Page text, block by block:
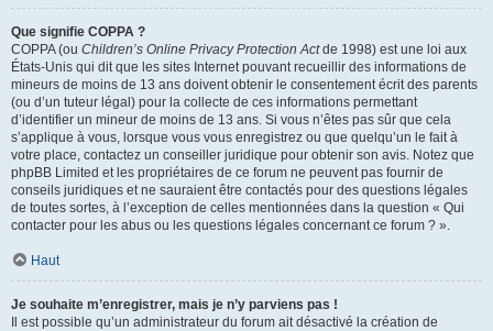
Que signifie COPPA ?
COPPA (ou Children’s Online Privacy Protection Actde 1998) est une loi aux
États-Unis qui dit que les sites Internet pouvant recueillir des informations de
mineurs de moins de 13 ans doivent obtenir le consentement écrit des parents
(ou d’un tuteur légal) pour la collecte de ces informations permettant
d’identifier un mineur de moins de 13 ans. Si vous n’êtes pas sûr que cela
s’applique à vous, lorsque vous vous enregistrez ou que quelqu’un le fait à
votre place, contactez un conseiller juridique pour obtenir son avis. Notez que
phpBB Limited et les propriétaires de ce forum ne peuvent pas fournir de
conseils juridiques et ne sauraient être contactés pour des questions légales
de toutes sortes, à l’exception de celles mentionnées dans la question « Qui
contacter pour les abus ou les questions légales concernant ce forum ? ».
Haut
Je souhaite m’enregistrer, mais je n’y parviens pas !
Il est possible qu’un administrateur du forum ait désactivé la création de